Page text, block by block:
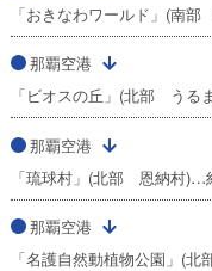
「おきなわワールド」(南
那覇空港
「ビオスの丘」(北部 うる
那覇空港
「琉球村」(北部 恩納村)…
那覇空港
「名護自然動植物公園」(